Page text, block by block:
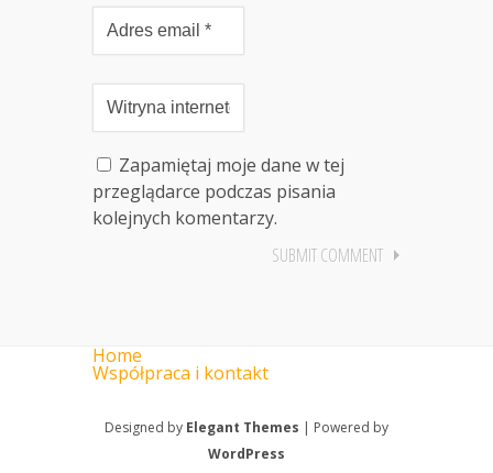
Zapamiętaj moje dane w tej
przeglądarce podczas pisania
kolejnych komentarzy.
Home
Współpraca i kontakt
Designed by Elegant Themes | Powered by
WordPress